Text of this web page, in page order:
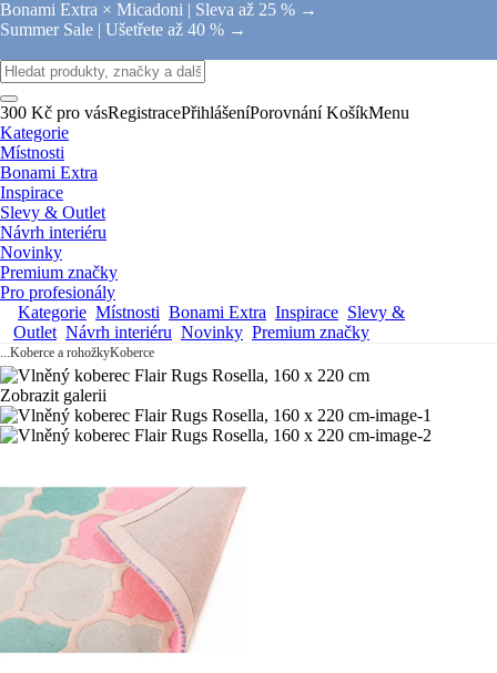
Bonami Extra × Micadoni | Sleva až 25 % →
Summer Sale | Ušetřete až 40 % →
300 Kč pro vásRegistracePřihlášeníPorovnání KošíkMenu
Kategorie
Místnosti
Bonami Extra
Inspirace
Slevy & Outlet
Návrh interiéru
Novinky
Premium značky
Pro profesionály
Kategorie Místnosti Bonami Extra Inspirace Slevy &
Outlet Návrh interiéru Novinky Premium značky
...Koberce a rohožkyKoberce
Zobrazit galerii